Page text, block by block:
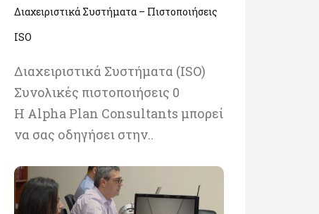
Διαχειριστικά Συστήματα – Πιστοποιήσεις
ISO
Διαχειριστικά Συστήματα (ISO)
Συνολικές πιστοποιήσεις 0
Η Alpha Plan Consultants μπορεί
να σας οδηγήσει στην..